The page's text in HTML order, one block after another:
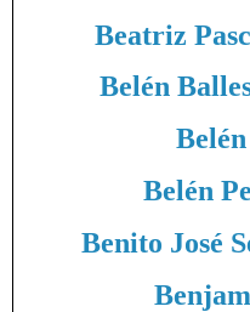
Beatriz
Belén
Belén
Benito José